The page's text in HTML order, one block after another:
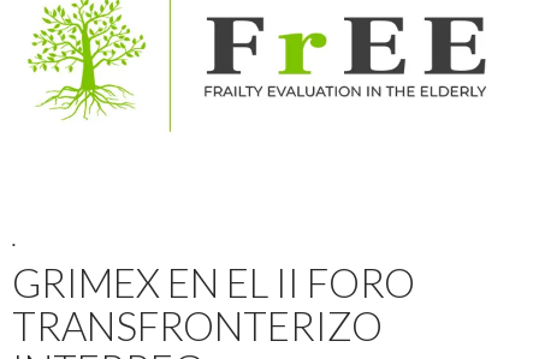
.
GRIMEX EN EL II FORO
TRANSFRONTERIZO